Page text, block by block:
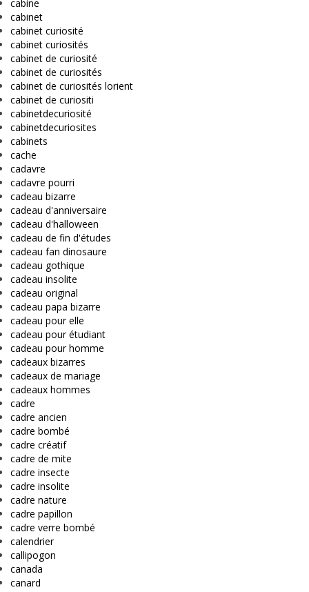
cabine
cabinet
cabinet curiosité
cabinet curiosités
cabinet de curiosité
cabinet de curiosités
cabinet de curiosités lorient
cabinet de curiositi
cabinetdecuriosité
cabinetdecuriosites
cabinets
cache
cadavre
cadavre pourri
cadeau bizarre
cadeau d'anniversaire
cadeau d'halloween
cadeau de fin d'études
cadeau fan dinosaure
cadeau gothique
cadeau insolite
cadeau original
cadeau papa bizarre
cadeau pour elle
cadeau pour étudiant
cadeau pour homme
cadeaux bizarres
cadeaux de mariage
cadeaux hommes
cadre
cadre ancien
cadre bombé
cadre créatif
cadre de mite
cadre insecte
cadre insolite
cadre nature
cadre papillon
cadre verre bombé
calendrier
callipogon
canada
canard